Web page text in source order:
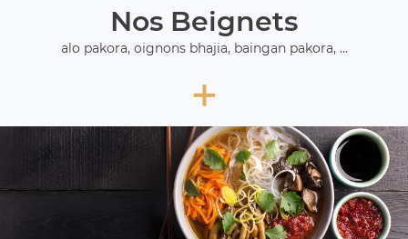
Nos Beignets
alo pakora, oignons bhajia, baingan pakora, ...
+